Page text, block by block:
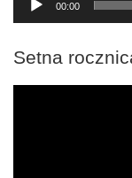
00:00
Setna